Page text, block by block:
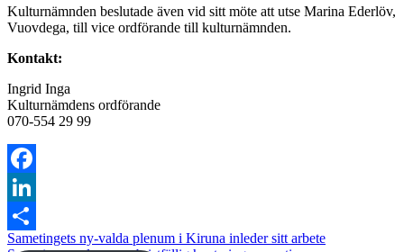
Kulturnämnden beslutade även vid sitt möte att utse Marina Ederlöv,
Vuovdega, till vice ordförande till kulturnämnden.
Kontakt:
Ingrid Inga
Kulturnämdens ordförande
070-554 29 99
Facebook
LinkedIn
Dela
Sametingets ny-valda plenum i Kiruna inleder sitt arbete